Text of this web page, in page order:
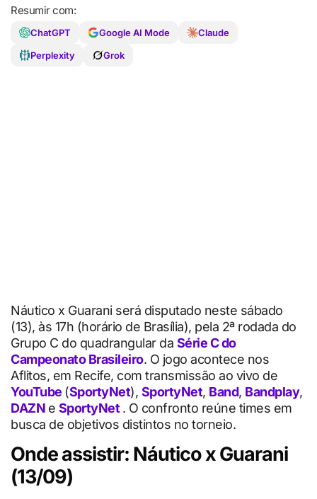
Resumir com:
ChatGPT Google AI Mode
Claude
Perplexity
Grok
Náutico x Guarani será disputado neste sábado
(13), às 17h (horário de Brasília), pela 2ª rodada do
Grupo C do quadrangular da Série C do
Campeonato Brasileiro. O jogo acontece nos
Aflitos, em Recife, com transmissão ao vivo de
YouTube (SportyNet), SportyNet, Band, Bandplay,
DAZN e SportyNet . O confronto reúne times em
busca de objetivos distintos no torneio.
Onde assistir: Náutico x Guarani
(13/09)